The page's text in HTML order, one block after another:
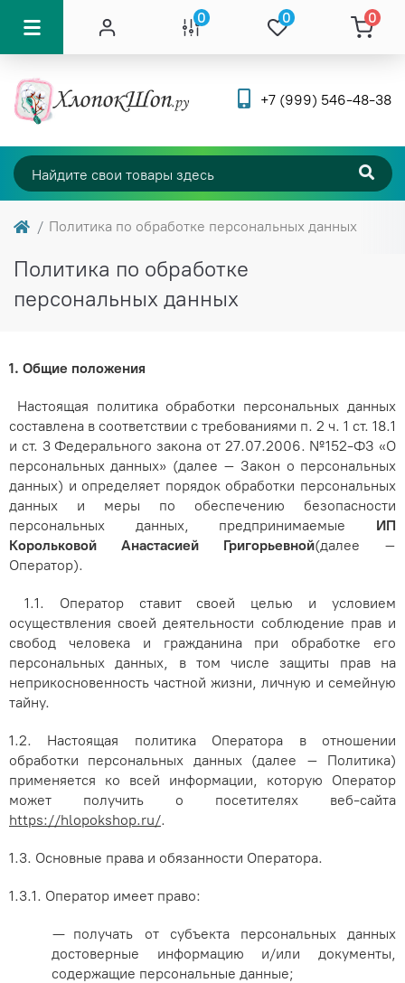
0 0 0
+7 (999) 546-48-38
Политика по обработке персональных данных
Политика по обработке
персональных данных
1. Общие положения
Настоящая политика обработки персональных данных
составлена в соответствии с требованиями п. 2 ч. 1 ст. 18.1
и ст. 3 Федерального закона от 27.07.2006. №152-ФЗ «О
персональных данных» (далее – Закон о персональных
данных) и определяет порядок обработки персональных
данных и меры по обеспечению безопасности
персональных данных, предпринимаемые ИП
Корольковой Анастасией Григорьевной(далее –
Оператор).
1.1. Оператор ставит своей целью и условием
осуществления своей деятельности соблюдение прав и
свобод человека и гражданина при обработке его
персональных данных, в том числе защиты прав на
неприкосновенность частной жизни, личную и семейную
тайну.
1.2. Настоящая политика Оператора в отношении
обработки персональных данных (далее – Политика)
применяется ко всей информации, которую Оператор
может получить о посетителях веб-сайта
https://hlopokshop.ru/.
1.3. Основные права и обязанности Оператора.
1.3.1. Оператор имеет право:
— получать от субъекта персональных данных
достоверные информацию и/или документы,
содержащие персональные данные;